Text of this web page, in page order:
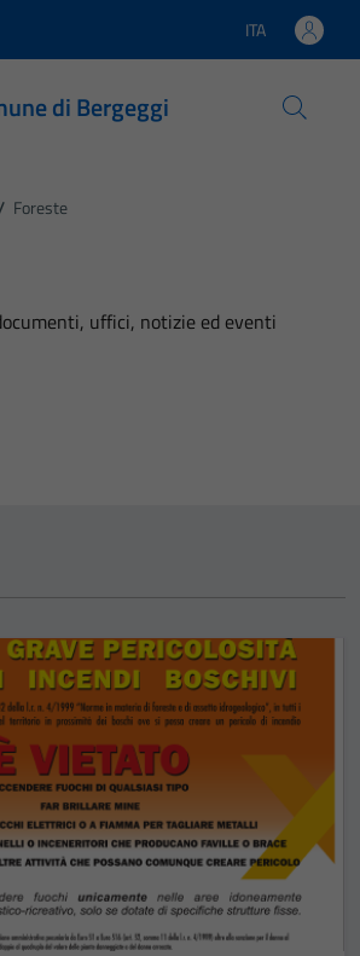
Lingua attiva:
ITA
di Bergeggi
Foreste
uffici, notizie ed eventi